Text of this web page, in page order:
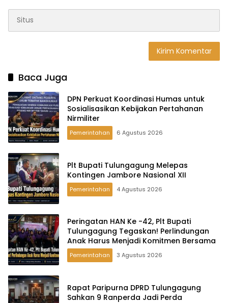
Baca Juga
DPN Perkuat Koordinasi Humas untuk
Sosialisasikan Kebijakan Pertahanan
Nirmiliter
Pemerintahan 6 Agustus 2026
Plt Bupati Tulungagung Melepas
Kontingen Jambore Nasional XII
Pemerintahan 4 Agustus 2026
Peringatan HAN Ke -42, Plt Bupati
Tulungagung Tegaskan! Perlindungan
Anak Harus Menjadi Komitmen Bersama
Pemerintahan 3 Agustus 2026
Rapat Paripurna DPRD Tulungagung
Sahkan 9 Ranperda Jadi Perda